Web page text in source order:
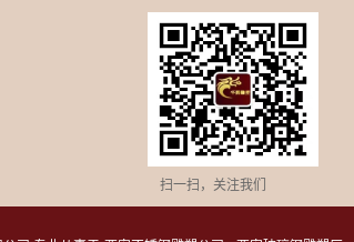
扫一扫，关注我们